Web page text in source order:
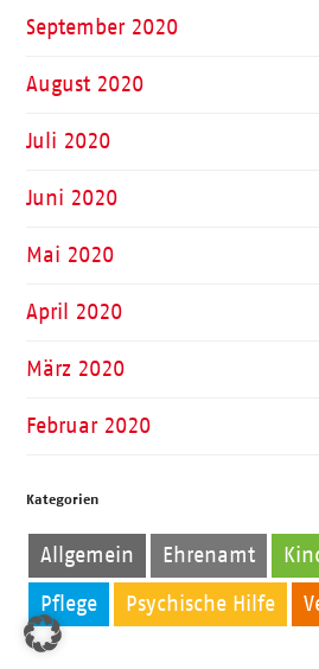
September 2020
August 2020
Juli 2020
Juni 2020
Mai 2020
April 2020
März 2020
Februar 2020
Kategorien
Allgemein Ehrenamt
Pflege Psychische Hilfe